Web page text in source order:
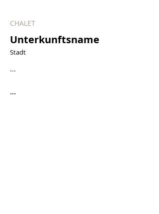
CHALET
Unterkunftsname
Stadt
...
...